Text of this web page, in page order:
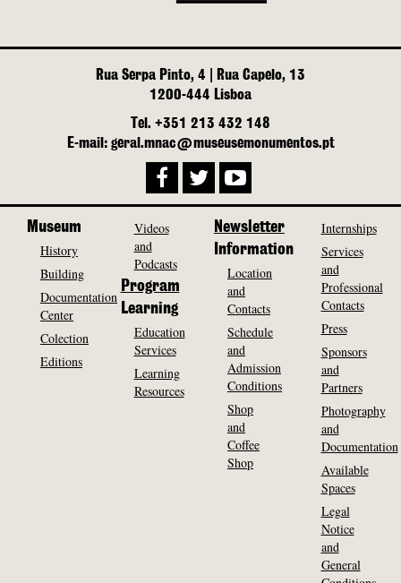
Rua Serpa Pinto, 4 | Rua Capelo, 13
1200-444 Lisboa
Tel. +351 213 432 148
E-mail: geral.mnac@museusemonumentos.pt
Museum
History
Building
Documentation
Center
Colection
Editions
Videos
and
Podcasts
Program
Learning
Education
Services
Learning
Resources
Newsletter
Information
Location
and
Contacts
Schedule
and
Admission
Conditions
Shop
and
Coffee
Shop
Internships
Services
and
Professional
Contacts
Press
Sponsors
and
Partners
Photography
and
Documentation
Available
Spaces
Legal
Notice
and
General